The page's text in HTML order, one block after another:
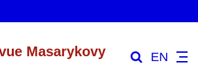
Masarykovy
EN